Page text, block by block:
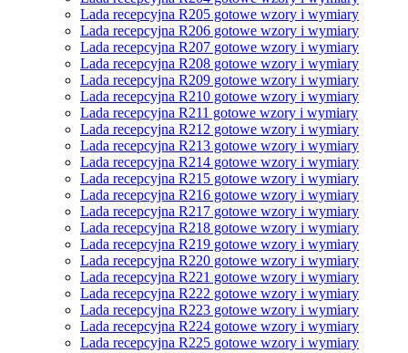
Lada recepcyjna R205 gotowe wzory i wymiary
Lada recepcyjna R206 gotowe wzory i wymiary
Lada recepcyjna R207 gotowe wzory i wymiary
Lada recepcyjna R208 gotowe wzory i wymiary
Lada recepcyjna R209 gotowe wzory i wymiary
Lada recepcyjna R210 gotowe wzory i wymiary
Lada recepcyjna R211 gotowe wzory i wymiary
Lada recepcyjna R212 gotowe wzory i wymiary
Lada recepcyjna R213 gotowe wzory i wymiary
Lada recepcyjna R214 gotowe wzory i wymiary
Lada recepcyjna R215 gotowe wzory i wymiary
Lada recepcyjna R216 gotowe wzory i wymiary
Lada recepcyjna R217 gotowe wzory i wymiary
Lada recepcyjna R218 gotowe wzory i wymiary
Lada recepcyjna R219 gotowe wzory i wymiary
Lada recepcyjna R220 gotowe wzory i wymiary
Lada recepcyjna R221 gotowe wzory i wymiary
Lada recepcyjna R222 gotowe wzory i wymiary
Lada recepcyjna R223 gotowe wzory i wymiary
Lada recepcyjna R224 gotowe wzory i wymiary
Lada recepcyjna R225 gotowe wzory i wymiary